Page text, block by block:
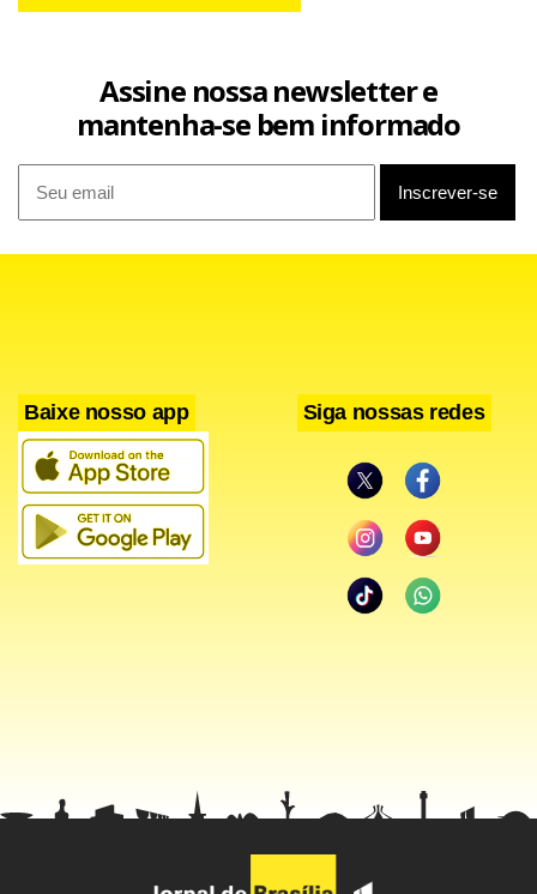
Facebook
WhatsApp
LinkedIn
Twitter Telegram
Share
Assine nossa newsletter e
mantenha-se bem informado
Baixe nosso app Siga nossas redes